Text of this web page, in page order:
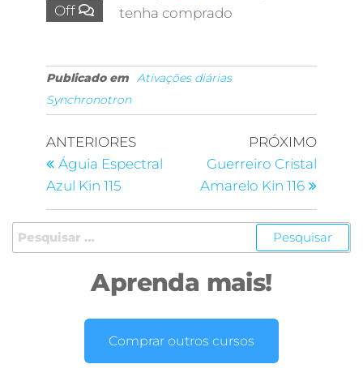
Off
tenha comprado
Publicado em Ativações diárias
Synchronotron
ANTERIORES
Águia Espectral
Azul Kin 115
PRÓXIMO
Guerreiro Cristal
Amarelo Kin 116
Aprenda mais!
Comprar outros cursos